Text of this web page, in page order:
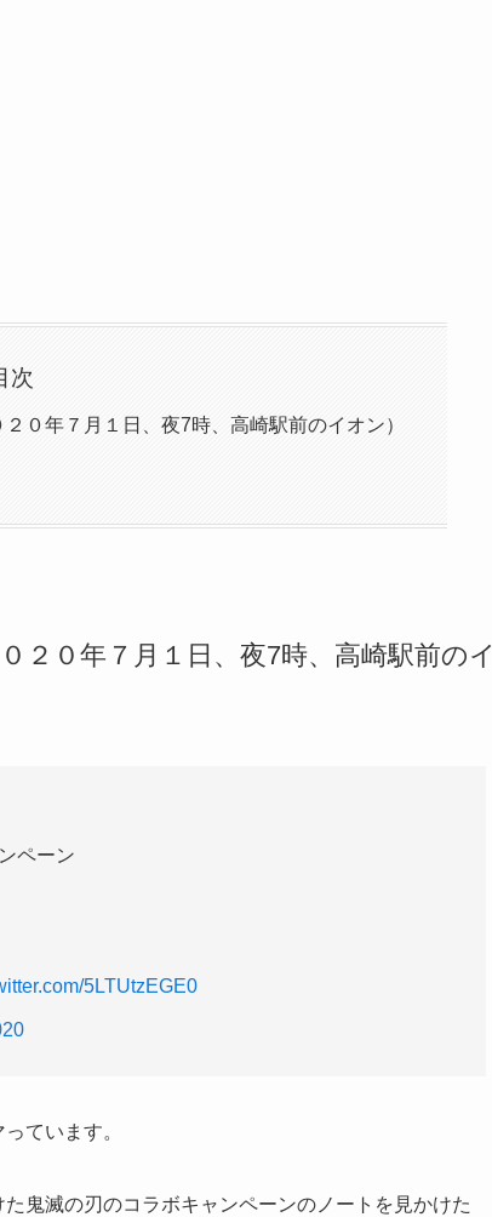
次
０年７月１日、夜7時、高崎駅前のイオン）
２０年７月１日、夜7時、高崎駅前のイ
ペーン
5LTUtzEGE0
ています。
鬼滅の刃のコラボキャンペーンのノートを見かけた